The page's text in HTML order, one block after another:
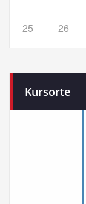
25 26
Kursorte